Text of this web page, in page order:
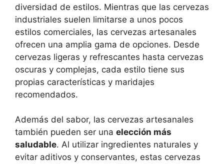
diversidad de estilos. Mientras que las cervezas
industriales suelen limitarse a unos pocos
estilos comerciales, las cervezas artesanales
ofrecen una amplia gama de opciones. Desde
cervezas ligeras y refrescantes hasta cervezas
oscuras y complejas, cada estilo tiene sus
propias características y maridajes
recomendados.
Además del sabor, las cervezas artesanales
también pueden ser una elección más
saludable. Al utilizar ingredientes naturales y
evitar aditivos y conservantes, estas cervezas